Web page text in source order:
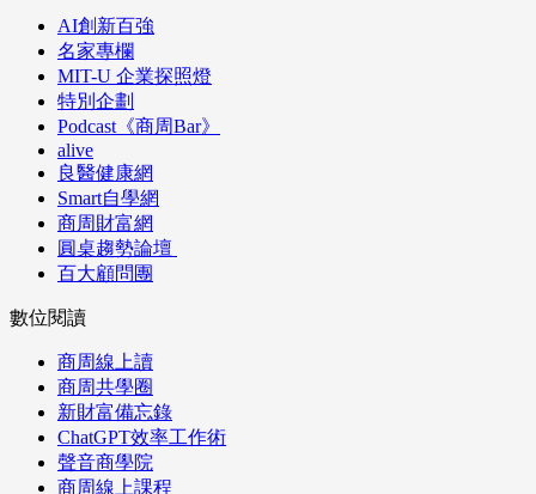
AI創新百強
名家專欄
MIT-U 企業探照燈
特別企劃
Podcast《商周Bar》
alive
良醫健康網
Smart自學網
商周財富網
圓桌趨勢論壇
百大顧問團
數位閱讀
商周線上讀
商周共學圈
新財富備忘錄
ChatGPT效率工作術
聲音商學院
商周線上課程